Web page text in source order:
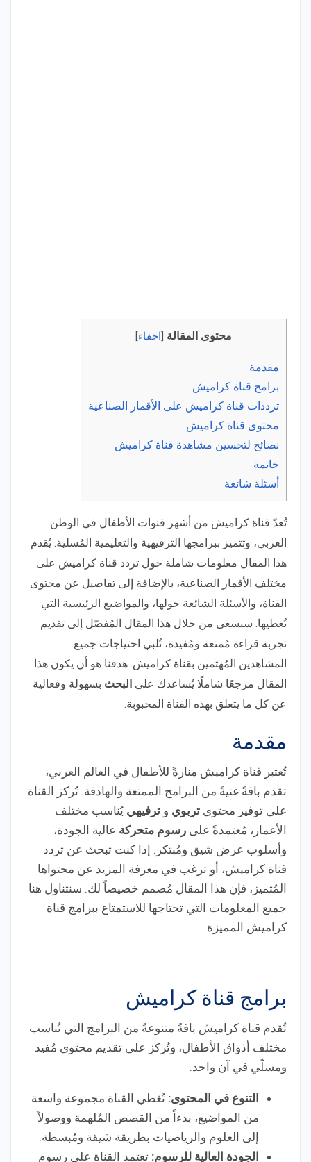
محتوى المقالة اخفاء
مقدمة
برامج قناة كراميش
ترددات قناة كراميش على الأقمار الصناعية
محتوى قناة كراميش
نصائح لتحسين مشاهدة قناة كراميش
خاتمة
أسئلة شائعة
تُعدّ قناة كراميش من أشهر قنوات الأطفال في الوطن
العربي، وتتميز ببرامجها الترفيهية والتعليمية المُسلية. يُقدم
هذا المقال معلومات شاملة حول تردد قناة كراميش على
مختلف الأقمار الصناعية، بالإضافة إلى تفاصيل عن محتوى
القناة، والأسئلة الشائعة حولها، والمواضيع الرئيسية التي
تُغطيها. سنسعى من خلال هذا المقال المُفصّل إلى تقديم
تجربة قراءة مُمتعة ومُفيدة، تُلبي احتياجات جميع
المشاهدين المُهتمين بقناة كراميش. هدفنا هو أن يكون هذا
المقال مرجعًا شاملًا يُساعدك على البحث بسهولة وفعالية
عن كل ما يتعلق بهذه القناة المحبوبة.
مقدمة
تُعتبر قناة كراميش منارةً للأطفال في العالم العربي،
تقدم باقةً غنيةً من البرامج الممتعة والهادفة. تُركز القناة
على توفير محتوى تربوي و ترفيهي يُناسب مختلف
الأعمار، مُعتمدةً على رسوم متحركة عالية الجودة،
وأسلوب عرض شيق ومُبتكر. إذا كنت تبحث عن تردد
قناة كراميش، أو ترغب في معرفة المزيد عن محتواها
المُتميز، فإن هذا المقال مُصمم خصيصاً لك. سنتناول هنا
جميع المعلومات التي تحتاجها للاستمتاع ببرامج قناة
كراميش المميزة.
برامج قناة كراميش
تُقدم قناة كراميش باقةً متنوعةً من البرامج التي تُناسب
مختلف أذواق الأطفال، وتُركز على تقديم محتوى مُفيد
ومسلّي في آن واحد.
التنوع في المحتوى: تُغطي القناة مجموعة واسعة
من المواضيع، بدءاً من القصص المُلهمة ووصولاً
إلى العلوم والرياضيات بطريقة شيقة ومُبسطة.
الجودة العالية للرسوم: تعتمد القناة على رسوم